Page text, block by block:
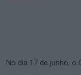
No dia 17 de junho, o